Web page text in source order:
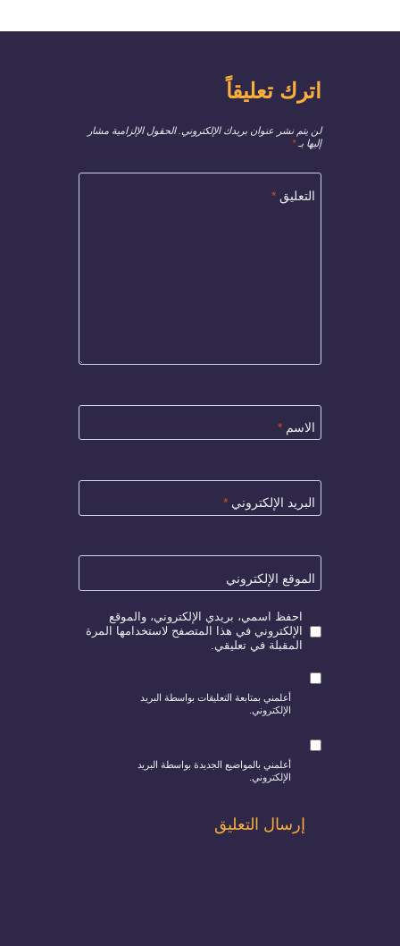
اترك تعليقاً
لن يتم نشر عنوان بريدك الإلكتروني. الحقول الإلزامية مشار
إليها بـ*
التعليق *
الاسم *
البريد الإلكتروني *
الموقع الإلكتروني
احفظ اسمي، بريدي الإلكتروني، والموقع
الإلكتروني في هذا المتصفح لاستخدامها المرة
المقبلة في تعليقي.
أعلمني بمتابعة التعليقات بواسطة البريد
الإلكتروني.
أعلمني بالمواضيع الجديدة بواسطة البريد
الإلكتروني.